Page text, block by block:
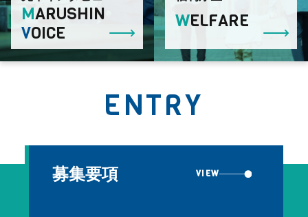
MARUSHIN
VOICE
WELFARE
ENTRY
募集要項 VIEW